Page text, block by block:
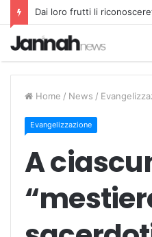
Dai loro frutti li
Home / News /
Evangelizzazione
A